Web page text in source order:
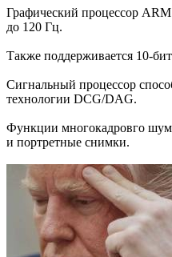
Графический процессор
до 120 Гц.
Также поддерживается 10-
Сигнальный процессор
технологии DCG/DAG.
Функции многокадровго
и портретные снимки.